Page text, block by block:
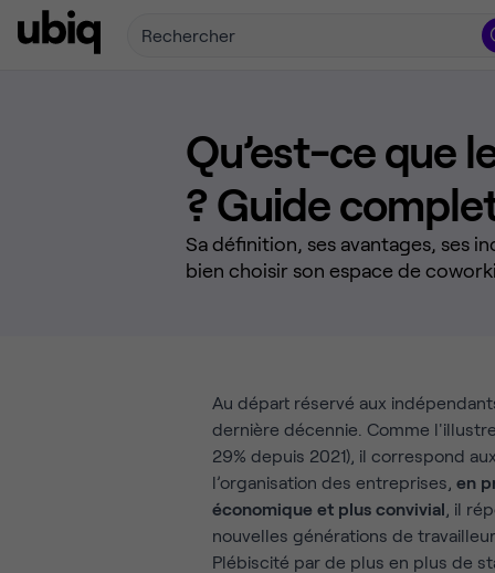
Rechercher
Qu’est-ce que
? Guide
Sa définition, ses avantages, ses
bien choisir son espace de
Au départ réservé aux
dernière décennie. Comme
29% depuis 2021), il correspond
l’organisation des entreprises, en
économique et plus convivial, il
nouvelles générations de
Plébiscité par de plus en plus de